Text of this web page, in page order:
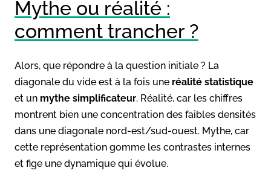
Mythe ou réalité :
comment trancher ?
Alors, que répondre à la question initiale ? La
diagonale du vide est à la fois une réalité statistique
et un mythe simplificateur. Réalité, car les chiffres
montrent bien une concentration des faibles densités
dans une diagonale nord-est/sud-ouest. Mythe, car
cette représentation gomme les contrastes internes
et fige une dynamique qui évolue.